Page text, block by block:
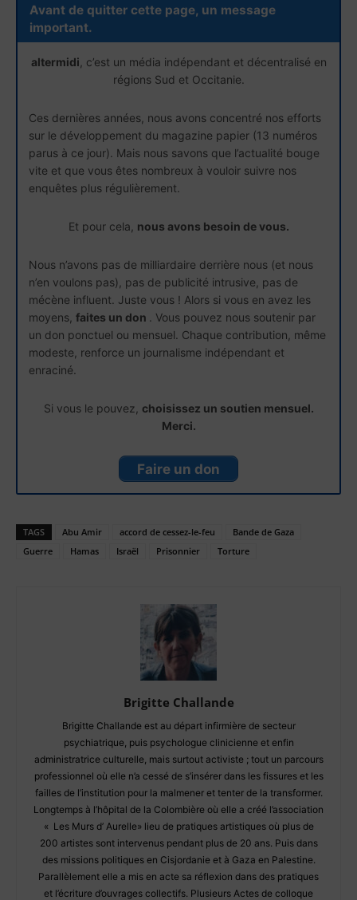
Avant de quitter cette page, un message
important.
altermidi , c’est un média indépendant et décentralisé en
régions Sud et Occitanie.
Ces dernières années, nous avons concentré nos efforts
sur le développement du magazine papier (13 numéros
parus à ce jour). Mais nous savons que l’actualité bouge
vite et que vous êtes nombreux à vouloir suivre nos
enquêtes plus régulièrement.
Et pour cela, nous avons besoin de vous.
Nous n’avons pas de milliardaire derrière nous (et nous
n’en voulons pas), pas de publicité intrusive, pas de
mécène influent. Juste vous ! Alors si vous en avez les
moyens, faites un don . Vous pouvez nous soutenir par
un don ponctuel ou mensuel. Chaque contribution, même
modeste, renforce un journalisme indépendant et
enraciné.
Si vous le pouvez, choisissez un soutien mensuel.
Merci.
Faire un don
TAGS Abu Amir accord de cessez-le-feu
Bande de Gaza
Guerre
Hamas Israël Prisonnier Torture
Brigitte Challande
Brigitte Challande est au départ infirmière de secteur
psychiatrique, puis psychologue clinicienne et enfin
administratrice culturelle, mais surtout activiste ; tout un parcours
professionnel où elle n’a cessé de s’insérer dans les fissures et les
failles de l’institution pour la malmener et tenter de la transformer.
Longtemps à l’hôpital de la Colombière où elle a créé l’association
« Les Murs d’ Aurelle» lieu de pratiques artistiques où plus de
200 artistes sont intervenus pendant plus de 20 ans. Puis dans
des missions politiques en Cisjordanie et à Gaza en Palestine.
Parallèlement elle a mis en acte sa réflexion dans des pratiques
et l’écriture d’ouvrages collectifs. Plusieurs Actes de colloque